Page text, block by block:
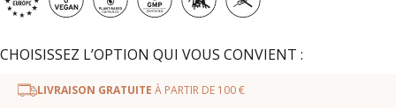
CHOISISSEZ L’OPTION QUI VOUS CONVIENT :
LIVRAISON GRATUITE À PARTIR DE 100 €